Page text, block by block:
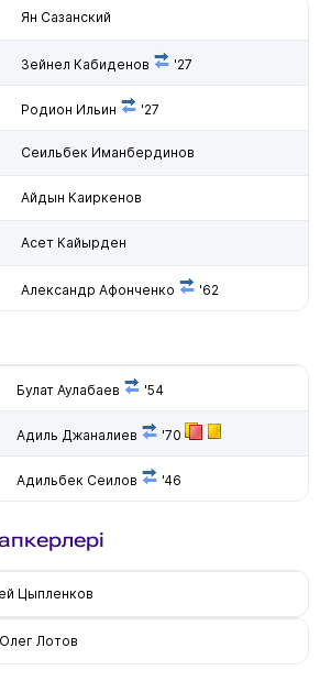
Ян Сазанский
Зейнел Кабиденов '27
Родион Ильин '27
Сеильбек Иманбердинов
Айдын Каиркенов
Асет Кайырден
Александр Афонченко '62
Булат Аулабаев '54
Адиль Джаналиев '70
Адильбек Сеилов '46
Цыпленков
Олег Лотов